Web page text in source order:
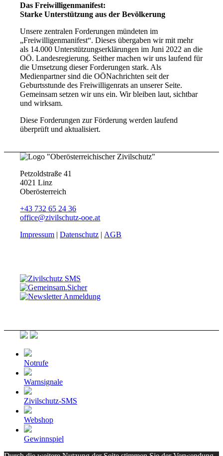
Das Freiwilligenmanifest:
Starke Unterstützung aus der Bevölkerung
Unsere zentralen Forderungen mündeten im
„Freiwilligenmanifest“. Dieses übergaben wir mit mehr
als 14.000 Unterstützungserklärungen im Juni 2022 an die
OÖ. Landesregierung. Seither machen wir uns laufend für
die Umsetzung dieser Forderungen stark. Als
Medienpartner sind die OÖNachrichten seit der
Geburtsstunde des Freiwilligenrats an unserer Seite.
Gemeinsam setzen wir uns ein. Wir bleiben laut, sichtbar
und wirksam.
Diese Forderungen zur Förderung werden laufend
überprüft und aktualisiert.
Petzoldstraße 41
4021 Linz
Oberösterreich
+43 732 65 24 36
office@zivilschutz-ooe.at
Impressum |Datenschutz | AGB
Notrufe
Warnsignale
Zivilschutz-SMS
Webshop
Gewinnspiel